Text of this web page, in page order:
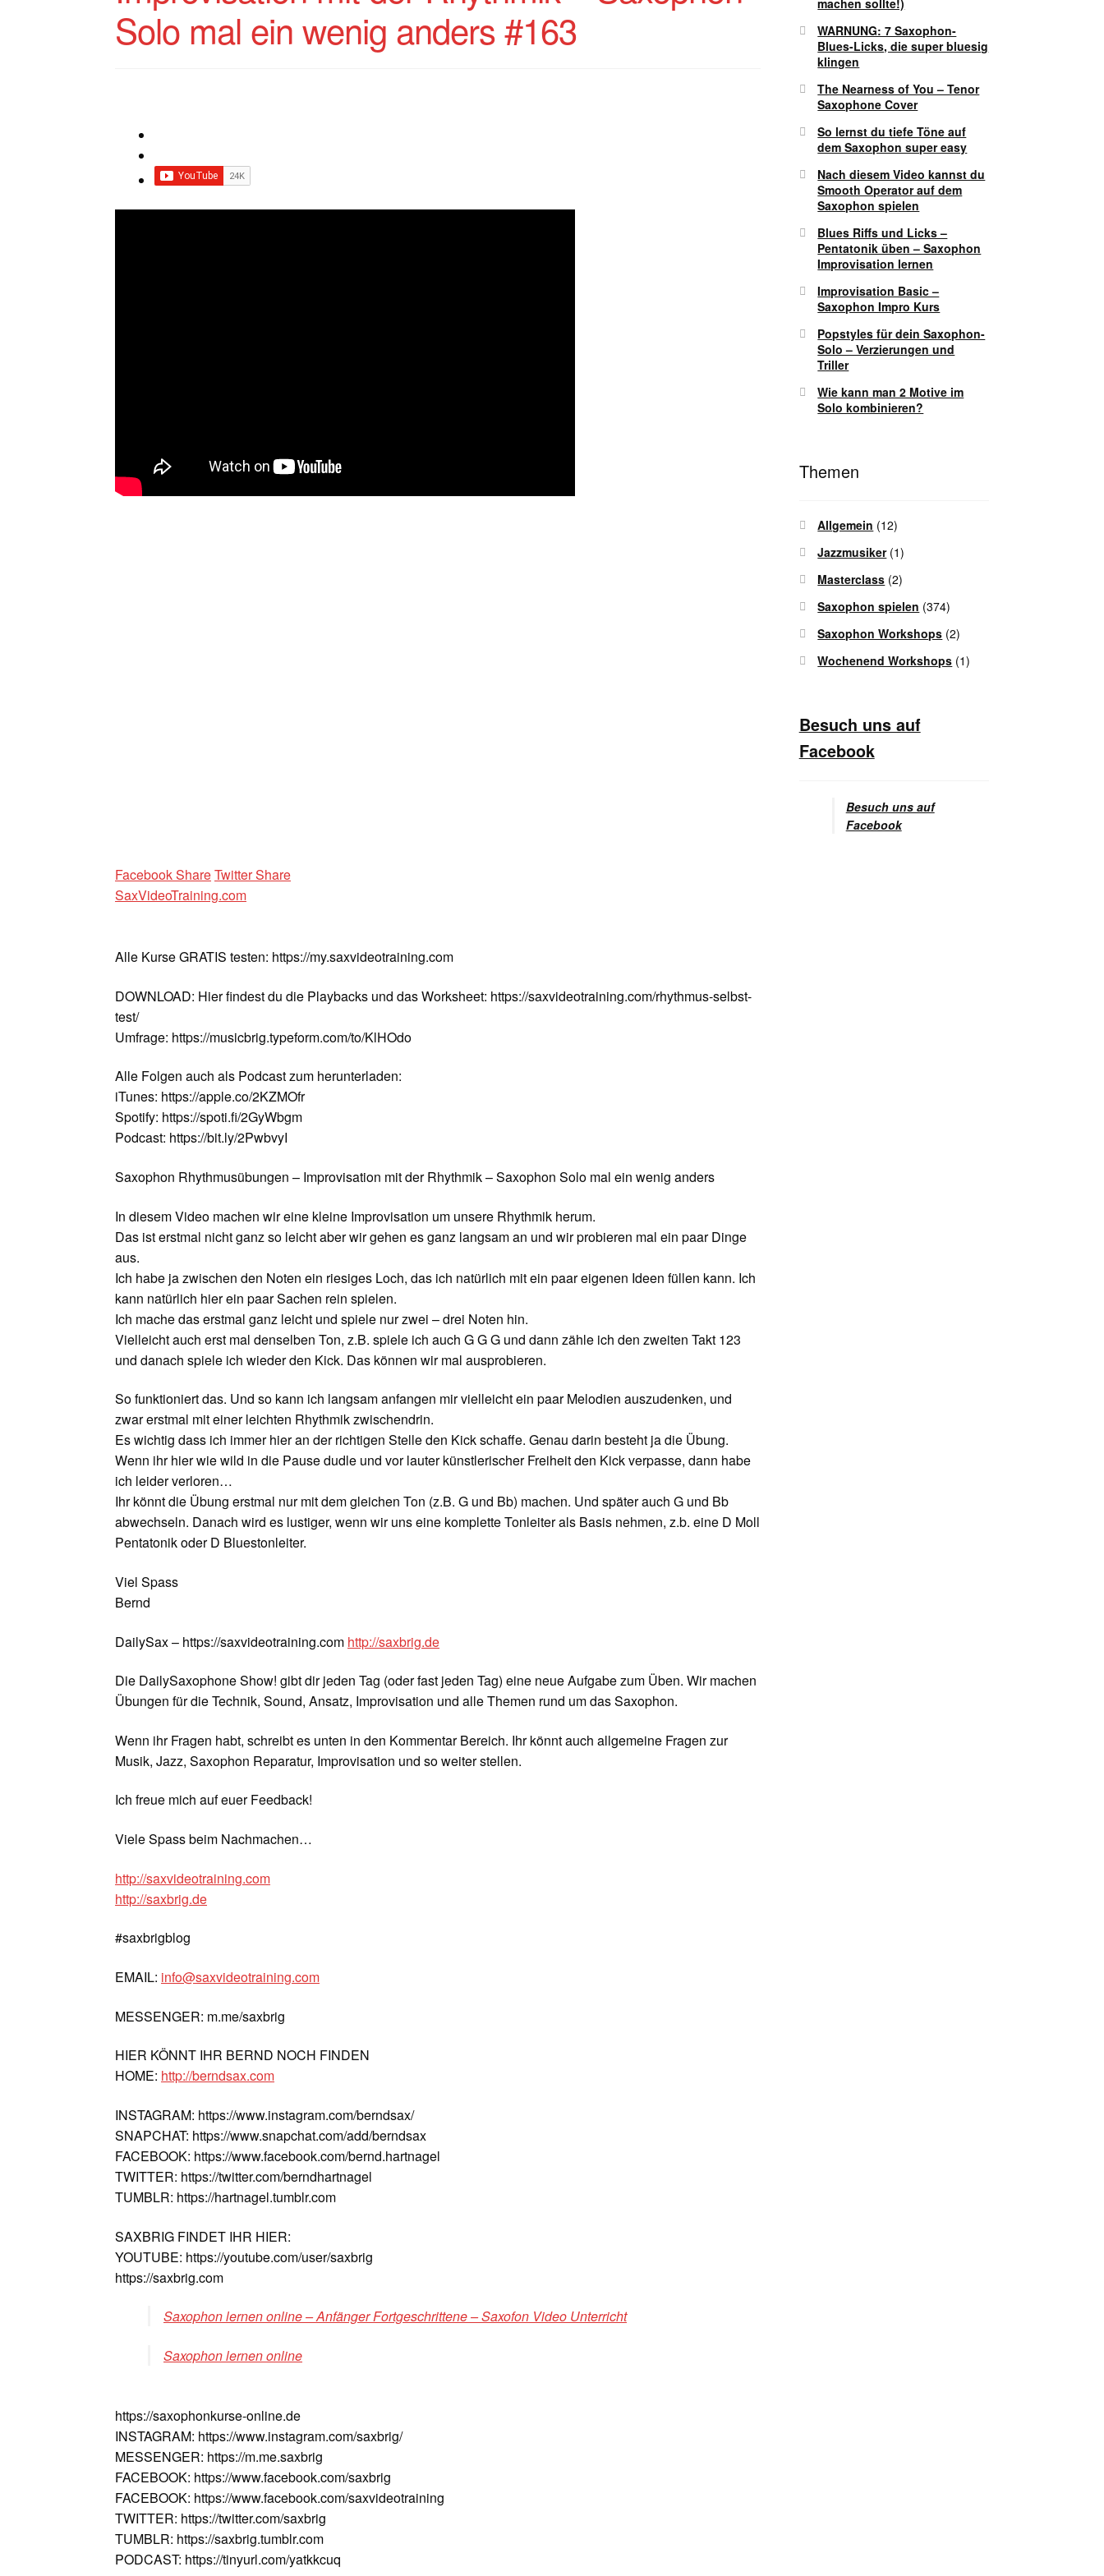
Solo mal ein wenig anders #163
Facebook ShareTwitter Share
SaxVideoTraining.com
Alle Kurse GRATIS testen: https://my.saxvideotraining.com
DOWNLOAD: Hier findest du die Playbacks und das Worksheet: https://saxvideotraining.com/rhythmus-selbst-
test/
Umfrage: https://musicbrig.typeform.com/to/KlHOdo
Alle Folgen auch als Podcast zum herunterladen:
iTunes: https://apple.co/2KZMOfr
Spotify: https://spoti.fi/2GyWbgm
Podcast: https://bit.ly/2PwbvyI
Saxophon Rhythmusübungen – Improvisation mit der Rhythmik – Saxophon Solo mal ein wenig anders
In diesem Video machen wir eine kleine Improvisation um unsere Rhythmik herum.
Das ist erstmal nicht ganz so leicht aber wir gehen es ganz langsam an und wir probieren mal ein paar Dinge
aus.
Ich habe ja zwischen den Noten ein riesiges Loch, das ich natürlich mit ein paar eigenen Ideen füllen kann. Ich
kann natürlich hier ein paar Sachen rein spielen.
Ich mache das erstmal ganz leicht und spiele nur zwei – drei Noten hin.
Vielleicht auch erst mal denselben Ton, z.B. spiele ich auch G G G und dann zähle ich den zweiten Takt 123
und danach spiele ich wieder den Kick. Das können wir mal ausprobieren.
So funktioniert das. Und so kann ich langsam anfangen mir vielleicht ein paar Melodien auszudenken, und
zwar erstmal mit einer leichten Rhythmik zwischendrin.
Es wichtig dass ich immer hier an der richtigen Stelle den Kick schaffe. Genau darin besteht ja die Übung.
Wenn ihr hier wie wild in die Pause dudle und vor lauter künstlerischer Freiheit den Kick verpasse, dann habe
ich leider verloren…
Ihr könnt die Übung erstmal nur mit dem gleichen Ton (z.B. G und Bb) machen. Und später auch G und Bb
abwechseln. Danach wird es lustiger, wenn wir uns eine komplette Tonleiter als Basis nehmen, z.b. eine D Moll
Pentatonik oder D Bluestonleiter.
Viel Spass
Bernd
DailySax – https://saxvideotraining.com http://saxbrig.de
Die DailySaxophone Show! gibt dir jeden Tag (oder fast jeden Tag) eine neue Aufgabe zum Üben. Wir machen
Übungen für die Technik, Sound, Ansatz, Improvisation und alle Themen rund um das Saxophon.
Wenn ihr Fragen habt, schreibt es unten in den Kommentar Bereich. Ihr könnt auch allgemeine Fragen zur
Musik, Jazz, Saxophon Reparatur, Improvisation und so weiter stellen.
Ich freue mich auf euer Feedback!
Viele Spass beim Nachmachen…
http://saxvideotraining.com
http://saxbrig.de
#saxbrigblog
EMAIL: info@saxvideotraining.com
MESSENGER: m.me/saxbrig
HIER KÖNNT IHR BERND NOCH FINDEN
HOME: http://berndsax.com
INSTAGRAM: https://www.instagram.com/berndsax/
SNAPCHAT: https://www.snapchat.com/add/berndsax
FACEBOOK: https://www.facebook.com/bernd.hartnagel
TWITTER: https://twitter.com/berndhartnagel
TUMBLR: https://hartnagel.tumblr.com
SAXBRIG FINDET IHR HIER:
YOUTUBE: https://youtube.com/user/saxbrig
https://saxbrig.com
Saxophon lernen online – Anfänger Fortgeschrittene – Saxofon Video Unterricht
Saxophon lernen online
https://saxophonkurse-online.de
INSTAGRAM: https://www.instagram.com/saxbrig/
MESSENGER: https://m.me.saxbrig
FACEBOOK: https://www.facebook.com/saxbrig
FACEBOOK: https://www.facebook.com/saxvideotraining
TWITTER: https://twitter.com/saxbrig
TUMBLR: https://saxbrig.tumblr.com
PODCAST: https://tinyurl.com/yatkkcuq
WARNUNG: 7 Saxophon-
Blues-Licks, die super bluesig
klingen
The Nearness of You – Tenor
Saxophone Cover
So lernst du tiefe Töne auf
dem Saxophon super easy
Nach diesem Video kannst du
Smooth Operator auf dem
Saxophon spielen
Blues Riffs und Licks –
Pentatonik üben – Saxophon
Improvisation lernen
Improvisation Basic –
Saxophon Impro Kurs
Popstyles für dein Saxophon-
Solo – Verzierungen und
Triller
Wie kann man 2 Motive im
Solo kombinieren?
Themen
Allgemein (12)
Jazzmusiker(1)
Masterclass (2)
Saxophon spielen (374)
Saxophon Workshops (2)
Wochenend Workshops (1)
Besuch uns auf
Facebook
Besuch uns auf
Facebook